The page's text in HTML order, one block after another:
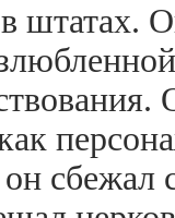
штатах.
сбежал